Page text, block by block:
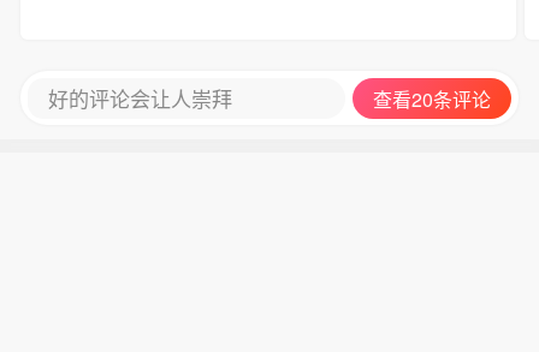
好的评论会让人崇拜 查看20条评论